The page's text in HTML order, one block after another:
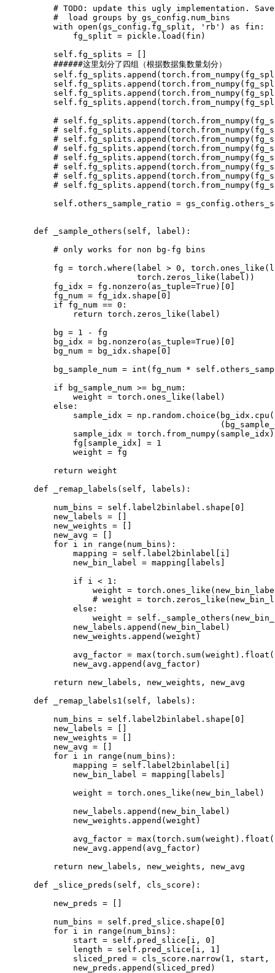
# TODO: update this ugly implementation.
#  load groups by gs_config.num_bins
        with open
( gs_config.fg_split, 'rb' )
as fin:
            fg_split
= pickle.load ( fin )
        self.fg_splits
=
######这里划分了四组（根据数据集数量划分）
        self.fg_splits.append
( torch.from_numpy(
        self.fg_splits.append
( torch.from_numpy(
        self.fg_splits.append
( torch.from_numpy(
        self.fg_splits.append
( torch.from_numpy(
#
#
#
#
#
#
#
#
        self.others_sample_ratio
=
    def _sample_others
( self, label ) :
# only works for non bg-fg bins
fg = torch.where ( label > 0 , torch.ones_like (
                         torch.zeros_like
( label ))
        fg_idx
= fg.nonzero ( as_tuple=True ) 0
        fg_num
= fg_idx.shape 0
if fg_num == 0 :
return torch.zeros_like ( label )
bg = 1 - fg
        bg_idx
= bg.nonzero ( as_tuple=True ) 0
        bg_num
= bg_idx.shape 0
        bg_sample_num
= int ( fg_num *
if bg_sample_num >= bg_num:
            weight
= torch.ones_like ( label )
        else:
            sample_idx
= np.random.choice ( bg_idx.cpu (
(
            sample_idx
= torch.from_numpy( sample_idx )
            fg
sample_idx = 1
            weight
= fg
return weight
    def _remap_labels
( self, labels ) :
        num_bins
= self.label2binlabel.shape 0
        new_labels
=
        new_weights
=
        new_avg
=
for i in range ( num_bins ) :
            mapping
= self.label2binlabel i
            new_bin_label
= mapping labels
if i < 1 :
                weight
= torch.ones_like (
# weight =
            else:
                weight
= self._sample_others (
            new_labels.append
( new_bin_label )
            new_weights.append
( weight )
            avg_factor
= max ( torch.sum( weight ) .float (
            new_avg.append
( avg_factor)
return new_labels, new_weights, new_avg
    def _remap_labels1
( self, labels ) :
        num_bins
= self.label2binlabel.shape 0
        new_labels
=
        new_weights
=
        new_avg
=
for i in range ( num_bins ) :
            mapping
= self.label2binlabel i
            new_bin_label
= mapping labels
            weight
= torch.ones_like ( new_bin_label )
            new_labels.append
( new_bin_label )
            new_weights.append
( weight )
            avg_factor
= max ( torch.sum( weight ) .float (
            new_avg.append
( avg_factor)
return new_labels, new_weights, new_avg
    def _slice_preds
( self, cls_score ) :
        new_preds
=
        num_bins
= self.pred_slice.shape 0
for i in range ( num_bins ) :
            start
= self.pred_slice i, 0
            length
= self.pred_slice i, 1
            sliced_pred
= cls_score.narrow( 1 , start,
            new_preds.append
( sliced_pred )